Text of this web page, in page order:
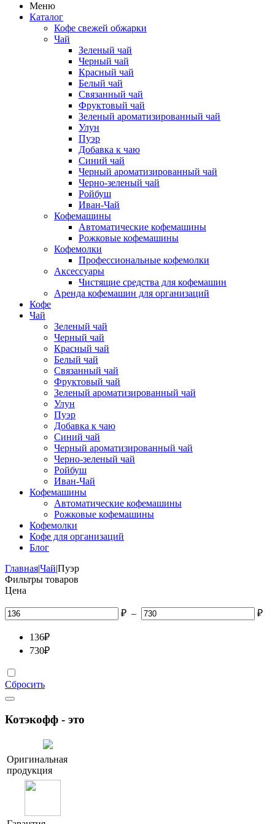
Меню
Каталог
Кофе свежей обжарки
Чай
Зеленый чай
Черный чай
Красный чай
Белый чай
Связанный чай
Фруктовый чай
Зеленый ароматизированный чай
Улун
Пуэр
Добавка к чаю
Синий чай
Черный ароматизированный чай
Черно-зеленый чай
Ройбуш
Иван-Чай
Кофемашины
Автоматические кофемашины
Рожковые кофемашины
Кофемолки
Профессиональные кофемолки
Аксессуары
Чистящие средства для кофемашин
Аренда кофемашин для организаций
Кофе
Чай
Зеленый чай
Черный чай
Красный чай
Белый чай
Связанный чай
Фруктовый чай
Зеленый ароматизированный чай
Улун
Пуэр
Добавка к чаю
Синий чай
Черный ароматизированный чай
Черно-зеленый чай
Ройбуш
Иван-Чай
Кофемашины
Автоматические кофемашины
Рожковые кофемашины
Кофемолки
Кофе для организаций
Блог
Главная|Чай|Пуэр
Фильтры товаров
Цена
₽ – ₽
136₽
730₽
Сбросить
Котэкофф - это
Оригинальная
продукция